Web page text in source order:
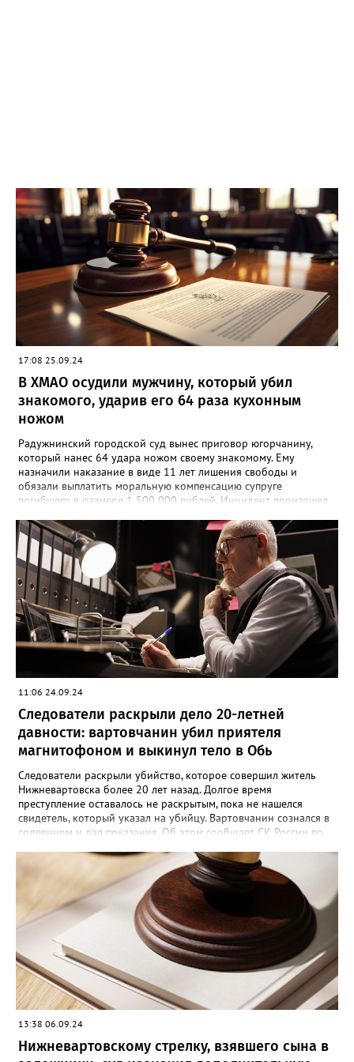
17:08 25.09.24
В ХМАО осудили мужчину, который убил
знакомого, ударив его 64 раза кухонным
ножом
Радужнинский городской суд вынес приговор югорчанину,
который нанес 64 удара ножом своему знакомому. Ему
назначили наказание в виде 11 лет лишения свободы и
обязали выплатить моральную компенсацию супруге
погибшего в размере 1 500 000 рублей. Инцидент произошел
своим знакомым в тамбуре жилого дома. Произошла потасовка
и югорчанин совершил убийство кухонным ножом. Он нанес
потерпевшему 64 удара по различным частям тела, которые
стали причиной смерти. Во время судебного заседания
югорчанин признал свою вину, но от дачи показаний
отказался.
11:06 24.09.24
Следователи раскрыли дело 20-летней
давности: вартовчанин убил приятеля
магнитофоном и выкинул тело в Обь
Следователи раскрыли убийство, которое совершил житель
Нижневартовска более 20 лет назад. Долгое время
преступление оставалось не раскрытым, пока не нашелся
свидетель, который указал на убийцу. Вартовчанин сознался в
содеянном и дал показания. Об этом сообщает СК России по
декабря 2001 года 22 летний вартовчанин находился в
квартире по улице Менделеева вместе со своим 29-летним
знакомым. Произошла ссора и мужчина нанес приятелю
множественные удары руками и кассетным магнитофоном в
голову. От полученных травм он скончался. Вартовчанин
испугался и выбросил тело в Обь. Уголовное дело с
обвинительным заключением направлено в суд для
рассмотрения. Вартовчанину грозит до пятнадцати лет
лишения свободы.
13:38 06.09.24
Нижневартовскому стрелку, взявшего сына в